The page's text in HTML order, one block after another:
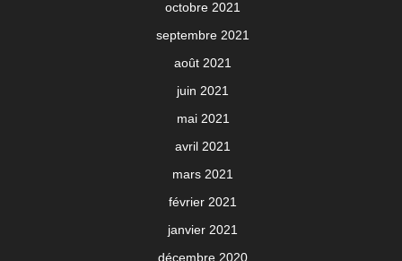
octobre 2021
septembre 2021
août 2021
juin 2021
mai 2021
avril 2021
mars 2021
février 2021
janvier 2021
décembre 2020